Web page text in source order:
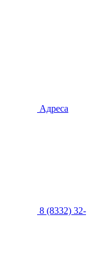
Адреса
8 (8332) 32-